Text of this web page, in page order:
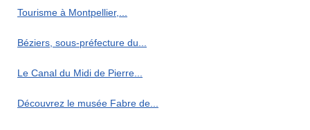
Tourisme à Montpellier,...
Béziers, sous-préfecture du...
Le Canal du Midi de Pierre...
Découvrez le musée Fabre de...